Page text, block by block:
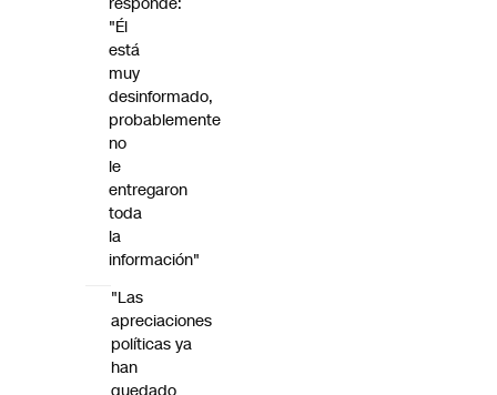
"Él
está
muy
desinformado,
probablemente
no
le
entregaron
toda
la
información"
"Las
apreciaciones
políticas ya
han
quedado